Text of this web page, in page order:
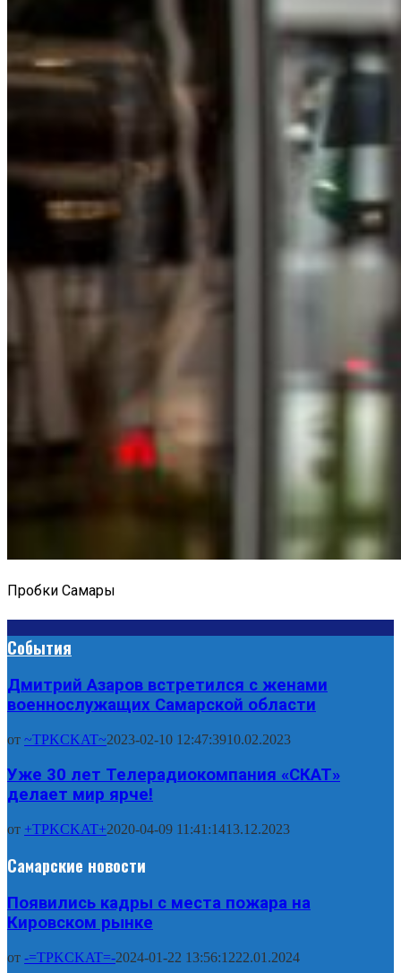
Пробки Самары
События
Дмитрий Азаров встретился с женами
военнослужащих Самарской области
от ~TPKCKAT~2023-02-10 12:47:3910.02.2023
Уже 30 лет Телерадиокомпания «СКАТ»
делает мир ярче!
от +TPKCKAT+2020-04-09 11:41:1413.12.2023
Самарские новости
Появились кадры с места пожара на
Кировском рынке
от -=TPKCKAT=-2024-01-22 13:56:1222.01.2024